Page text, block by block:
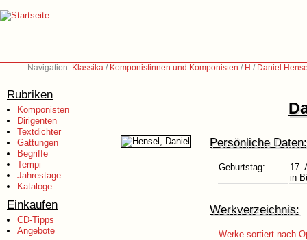
Navigation: Klassika / Komponistinnen und Komponisten / H / Daniel
Rubriken
Komponisten
Dirigenten
Textdichter
Gattungen
Begriffe
Tempi
Jahrestage
Kataloge
Einkaufen
CD-Tipps
Angebote
Persönliche Daten:
Geburtstag:
17.
in
Werkverzeichnis:
Werke sortiert nach